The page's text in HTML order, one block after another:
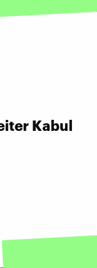
Kabul